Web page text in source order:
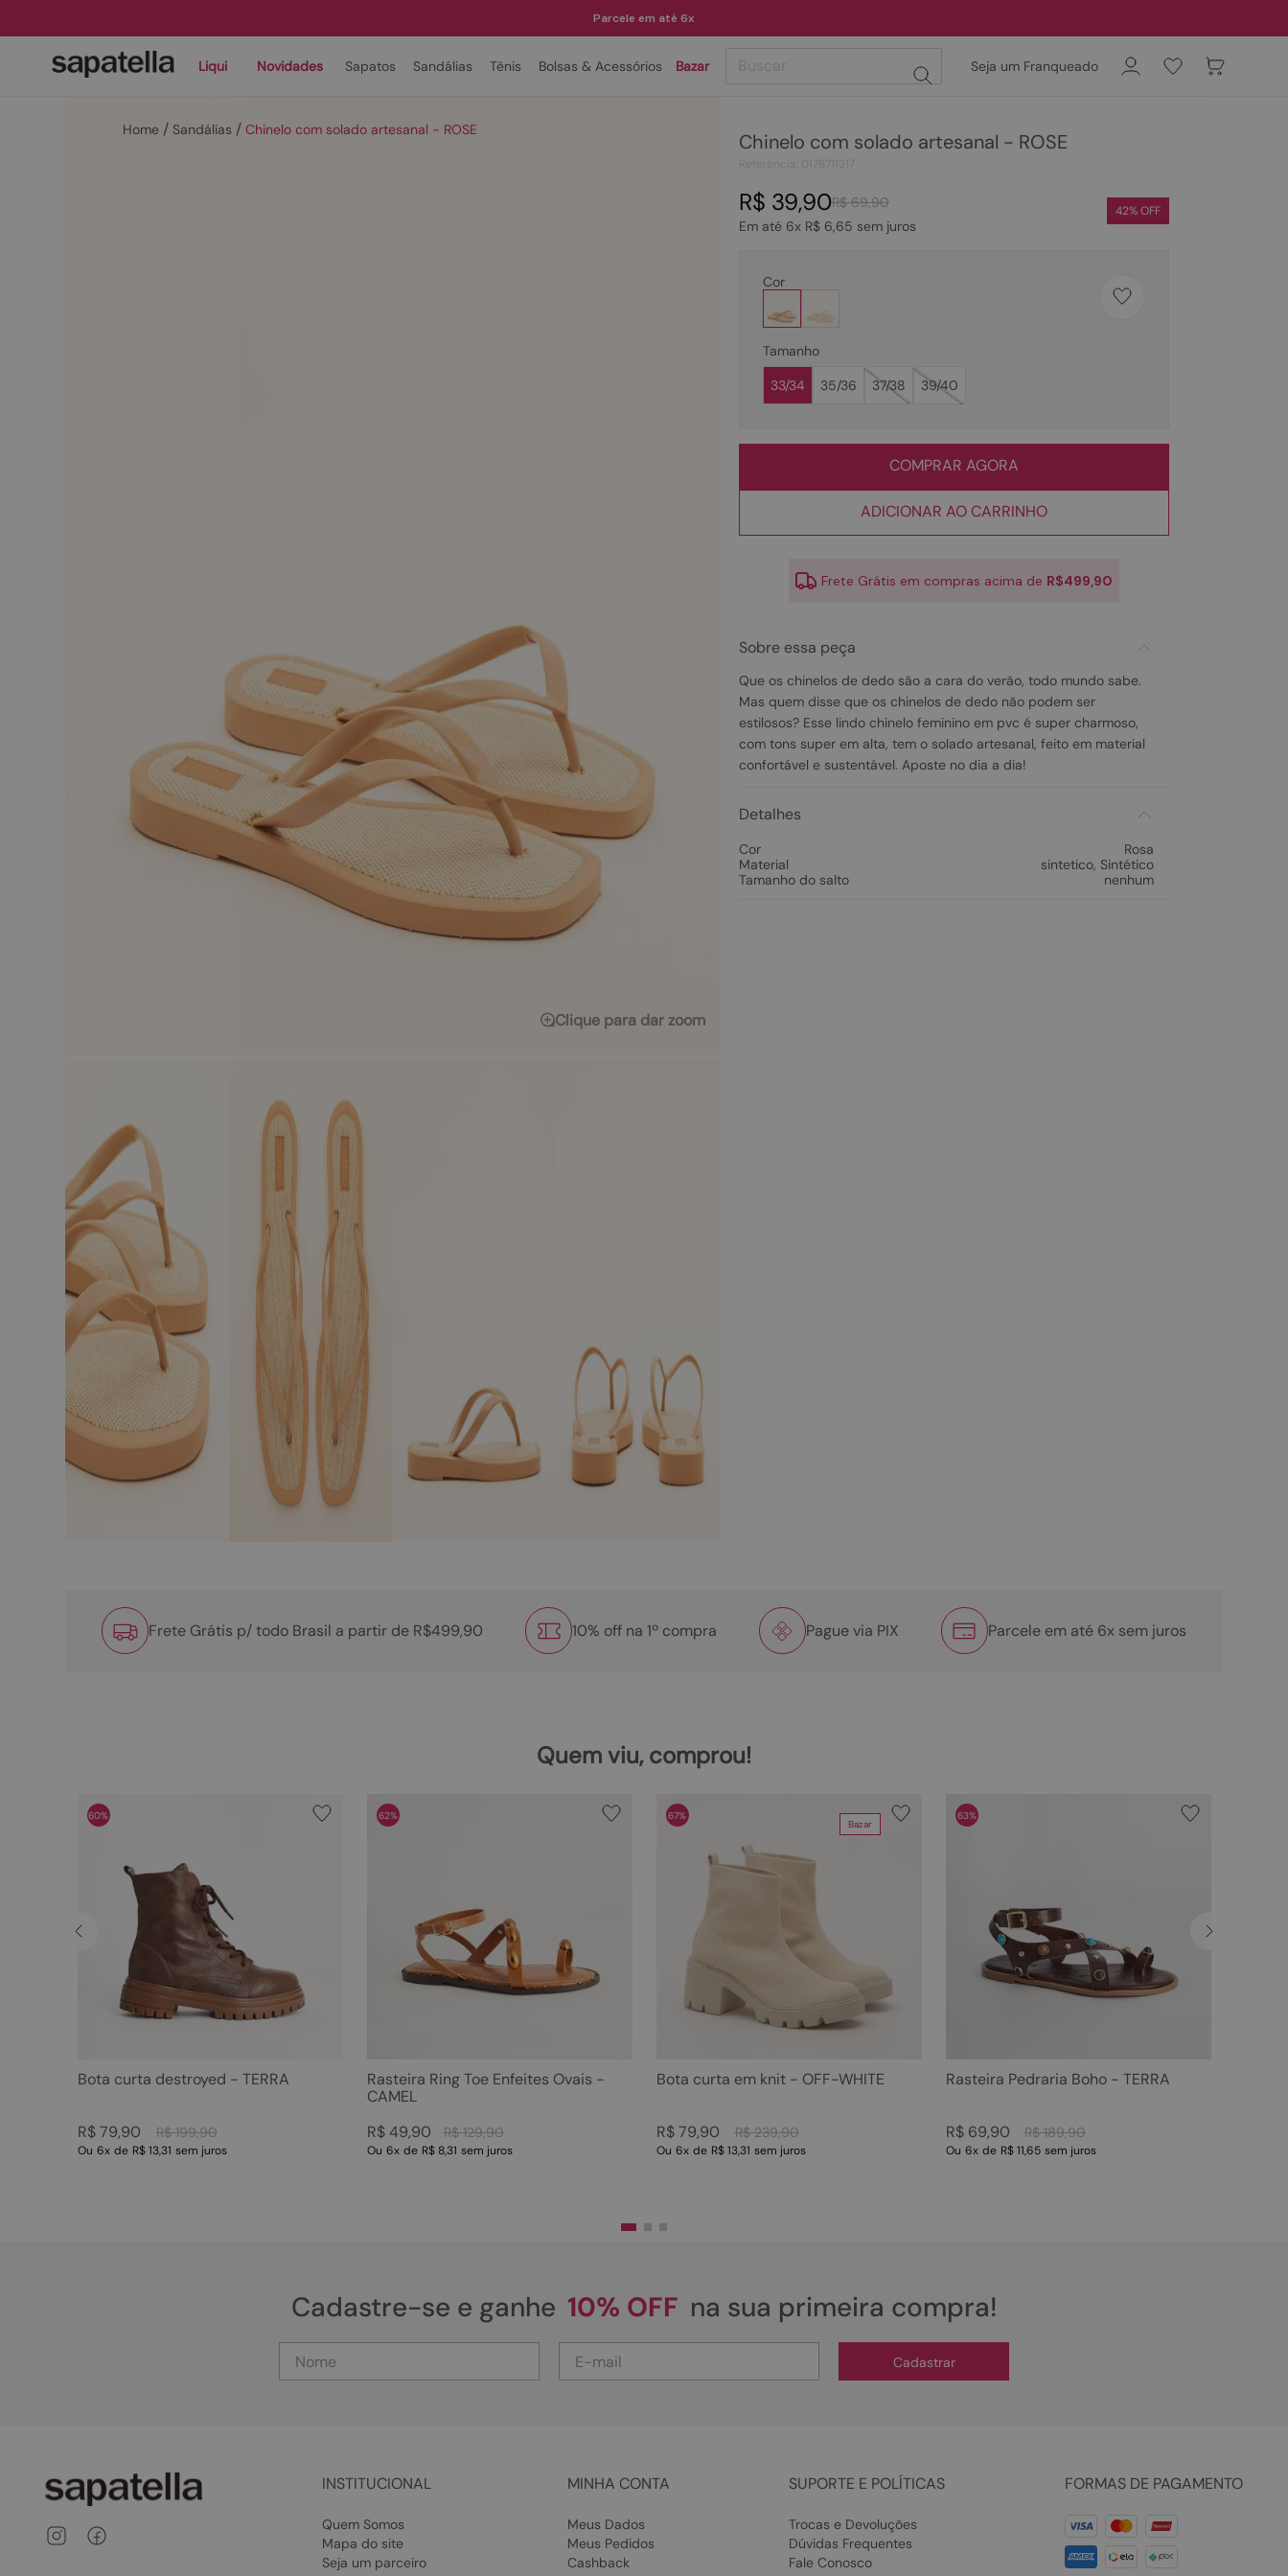
Parcele em até 6x
Liqui Novidades Sapatos Sandálias Tênis Bolsas & Acessórios Bazar Seja um Franqueado
Sandálias Chinelo com solado artesanal - ROSE
Clique para dar zoom
Chinelo com solado artesanal - ROSE
R$ 69,90
R$ 39,90
Em até 6x R$ 6,65 sem juros
42% OFF
Cor
Tamanho
33/34
35/36 37/38 39/40
COMPRAR AGORA
ADICIONAR AO CARRINHO
Frete Grátis em compras acima de R$499,90
Sobre essa peça
Que os chinelos de dedo são a cara do verão, todo mundo sabe.
Mas quem disse que os chinelos de dedo não podem ser
estilosos? Esse lindo chinelo feminino em pvc é super charmoso,
com tons super em alta, tem o solado artesanal, feito em material
confortável e sustentável. Aposte no dia a dia!
Detalhes
Cor
Rosa
Material
sintetico, Sintético
Tamanho do salto
nenhum
Frete Grátis p/ todo Brasil a partir de R$499,90 10% off na 1º compra Pague via PIX Parcele em até 6x sem juros
Quem viu, comprou!
60%
Bota curta destroyed - TERRA
R$ 199,90
R$ 79,90
Ou 6x de R$ 13,31 sem juros
62%
Rasteira Ring Toe Enfeites Ovais -
CAMEL
R$ 129,90
R$ 49,90
Ou 6x de R$ 8,31 sem juros
Bazar
67%
Bota curta em knit - OFF-WHITE
R$ 239,90
R$ 79,90
Ou 6x de R$ 13,31 sem juros
63%
Rasteira Pedraria Boho - TERRA
R$ 189,90
R$ 69,90
Ou 6x de R$ 11,65 sem juros
Cadastre-se e ganhe 10% OFF na sua primeira compra!
Cadastrar
INSTITUCIONAL
Quem Somos
Mapa do site
Seja um parceiro
MINHA CONTA
Meus Dados
Meus Pedidos
Cashback
SUPORTE E POLÍTICAS
Trocas e Devoluções
Dúvidas Frequentes
Fale Conosco
FORMAS DE PAGAMENTO